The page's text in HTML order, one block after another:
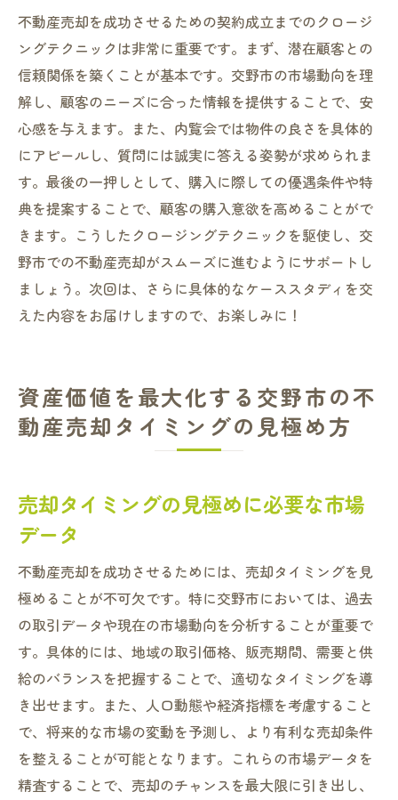
不動産売却を成功させるための契約成立までのクロージ
ングテクニックは非常に重要です。まず、潜在顧客との
信頼関係を築くことが基本です。交野市の市場動向を理
解し、顧客のニーズに合った情報を提供することで、安
心感を与えます。また、内覧会では物件の良さを具体的
にアピールし、質問には誠実に答える姿勢が求められま
す。最後の一押しとして、購入に際しての優遇条件や特
典を提案することで、顧客の購入意欲を高めることがで
きます。こうしたクロージングテクニックを駆使し、交
野市での不動産売却がスムーズに進むようにサポートし
ましょう。次回は、さらに具体的なケーススタディを交
えた内容をお届けしますので、お楽しみに！
資産価値を最大化する交野市の不
動産売却タイミングの見極め方
売却タイミングの見極めに必要な市場
データ
不動産売却を成功させるためには、売却タイミングを見
極めることが不可欠です。特に交野市においては、過去
の取引データや現在の市場動向を分析することが重要で
す。具体的には、地域の取引価格、販売期間、需要と供
給のバランスを把握することで、適切なタイミングを導
き出せます。また、人口動態や経済指標を考慮すること
で、将来的な市場の変動を予測し、より有利な売却条件
を整えることが可能となります。これらの市場データを
精査することで、売却のチャンスを最大限に引き出し、